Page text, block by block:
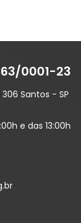
0001-23
Santos - SP
e das 13:00h